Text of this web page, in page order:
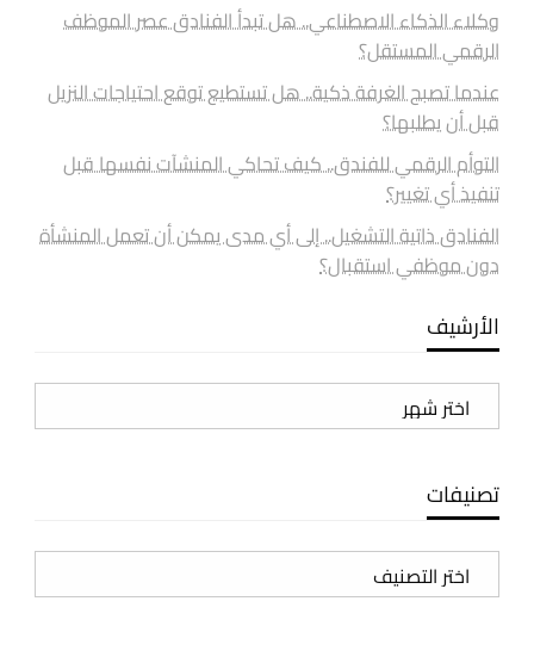
وكلاء الذكاء الاصطناعي.. هل تبدأ الفنادق عصر الموظف
الرقمي المستقل؟
عندما تصبح الغرفة ذكية.. هل تستطيع توقع احتياجات النزيل
قبل أن يطلبها؟
التوأم الرقمي للفندق.. كيف تحاكي المنشآت نفسها قبل
تنفيذ أي تغيير؟
الفنادق ذاتية التشغيل.. إلى أي مدى يمكن أن تعمل المنشأة
دون موظفي استقبال؟
الأرشيف
الأرشيف
تصنيفات
تصنيفات